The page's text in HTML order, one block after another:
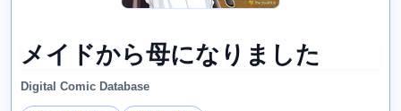
メイドから母になりました
Digital Comic Database